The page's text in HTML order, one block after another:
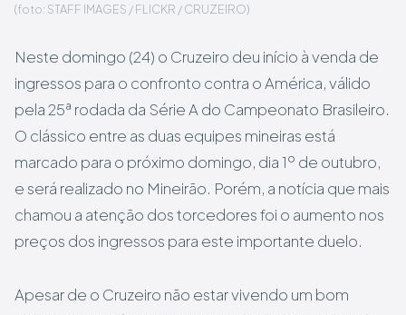
(foto: STAFF IMAGES / FLICKR / CRUZEIRO)
Neste domingo (24) o Cruzeiro deu início à venda de
ingressos para o confronto contra o América, válido
pela 25ª rodada da Série A do Campeonato Brasileiro.
O clássico entre as duas equipes mineiras está
marcado para o próximo domingo, dia 1º de outubro,
e será realizado no Mineirão. Porém, a notícia que mais
chamou a atenção dos torcedores foi o aumento nos
preços dos ingressos para este importante duelo.
Apesar de o Cruzeiro não estar vivendo um bom